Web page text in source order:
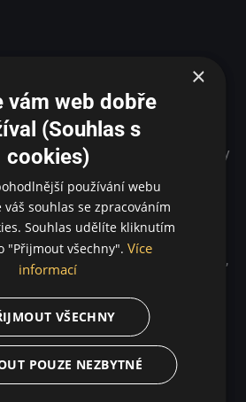
Komedie / Drama
Petra zazní slavnostní:
ale předcházelo volbě nové hlavy
zvolili po smrti papeže
Proč se nový papež odmítá
italského režiséra Nanniho
melancholickým a v mnohém
otázky víry s přesahy k Darwinovi,
×
vám web dobře
(Souhlas s
cookies)
používání webu
souhlas se zpracováním
Souhlas udělíte kliknutím
"Přijmout všechny". Více
informací
VŠECHNY
POUZE NEZBYTNÉ